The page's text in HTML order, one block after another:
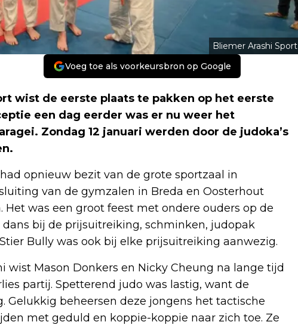
Bliemer Arashi Sport
Voeg toe als voorkeursbron op Google
wist de eerste plaats te pakken op het eerste
een dag eerder was er nu weer het
Zondag 12 januari werden door de judoka’s
opnieuw bezit van de grote sportzaal in
van de gymzalen in Breda en Oosterhout
was een groot feest met ondere ouders op de
bij de prijsuitreiking, schminken, judopak
Bully was ook bij elke prijsuitreiking aanwezig.
wist Mason Donkers en Nicky Cheung na lange tijd
partij. Spetterend judo was lastig, want de
Gelukkig beheersen deze jongens het tactische
met geduld en koppie-koppie naar zich toe. Ze